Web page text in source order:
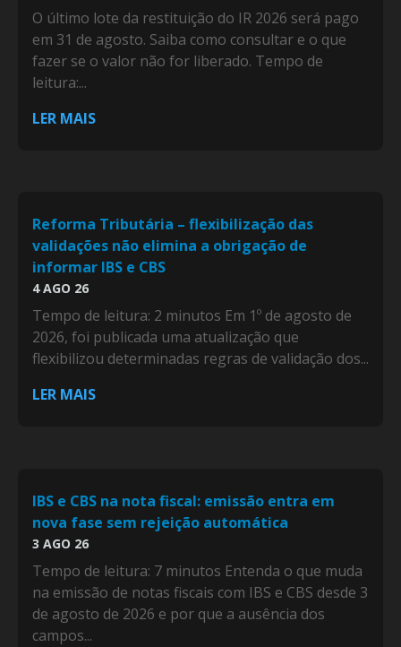
O último lote da restituição do IR 2026 será pago
em 31 de agosto. Saiba como consultar e o que
fazer se o valor não for liberado. Tempo de
leitura:...
LER MAIS
Reforma Tributária – flexibilização das
validações não elimina a obrigação de
informar IBS e CBS
4 AGO 26
Tempo de leitura: 2 minutos Em 1º de agosto de
2026, foi publicada uma atualização que
flexibilizou determinadas regras de validação dos...
LER MAIS
IBS e CBS na nota fiscal: emissão entra em
nova fase sem rejeição automática
3 AGO 26
Tempo de leitura: 7 minutos Entenda o que muda
na emissão de notas fiscais com IBS e CBS desde 3
de agosto de 2026 e por que a ausência dos
campos...